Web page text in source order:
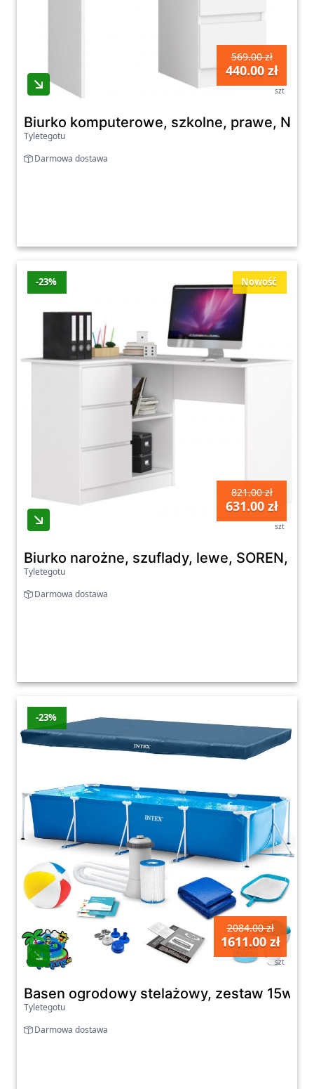
569.00 zł
440.00 zł
szt
Biurko komputerowe, szkolne, prawe,
Tyletegotu
Darmowa dostawa
Nowość
-23%
821.00 zł
631.00 zł
szt
Biurko narożne, szuflady, lewe, SOREN,
Tyletegotu
Darmowa dostawa
-23%
2084.00 zł
1611.00 zł
szt
Basen ogrodowy stelażowy, zestaw
Tyletegotu
Darmowa dostawa